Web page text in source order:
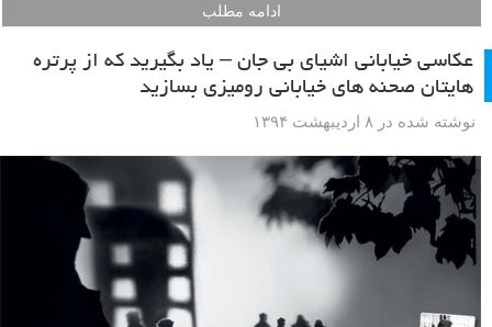
ادامه مطلب
عکاسی خیابانی اشیای بی جان – یاد بگیرید که از پرتره
هایتان صحنه های خیابانی رومیزی بسازید
نوشته شده در ۸ اردیبهشت ۱۳۹۴